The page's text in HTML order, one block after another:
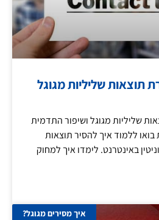
תוצאות שליליות מגוגל
שליליות מגוגל ושיפור התדמית
בואו ללמוד איך להסיר תוצאות
באינטרנט. לימדו איך למחוק
איך מסירים מגוגל?